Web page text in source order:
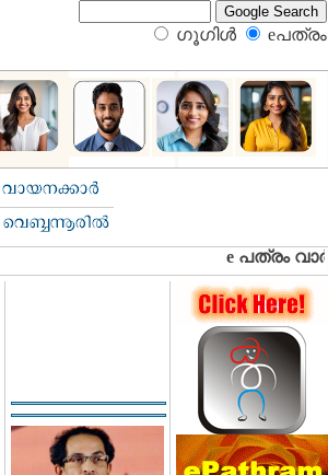
ഗൂഗിള്‍ eപത്രം‍